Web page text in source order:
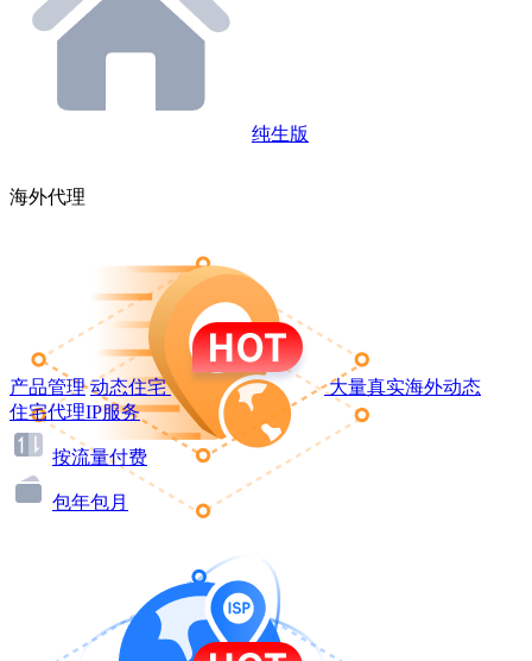
纯生版
海外代理
产品管理 动态住宅
大量真实海外动态
住宅代理IP服务
按流量付费
包年包月